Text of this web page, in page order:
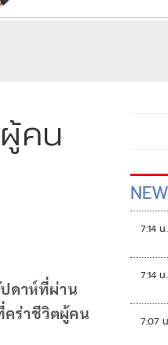
คน
ดาห์ที่ผ่าน
คร่าชีวิตผู้คน
7:14 น.
7:14 น.
7:07